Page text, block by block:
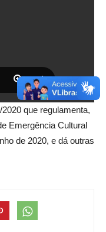
que regulamenta,
Emergência Cultural
de 2020, e dá outras